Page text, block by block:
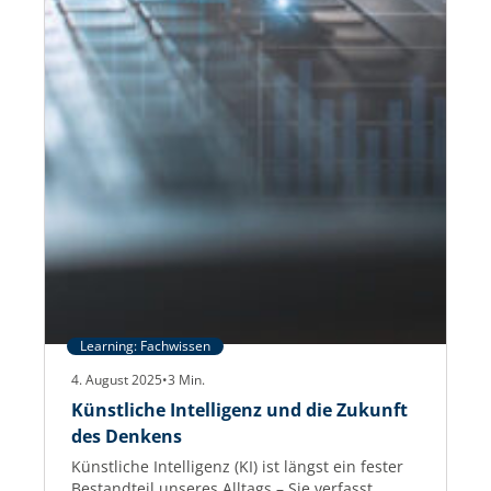
Learning: Fachwissen
4. August 2025•3 Min.
Künstliche Intelligenz und die Zukunft
des Denkens
Künstliche Intelligenz (KI) ist längst ein fester